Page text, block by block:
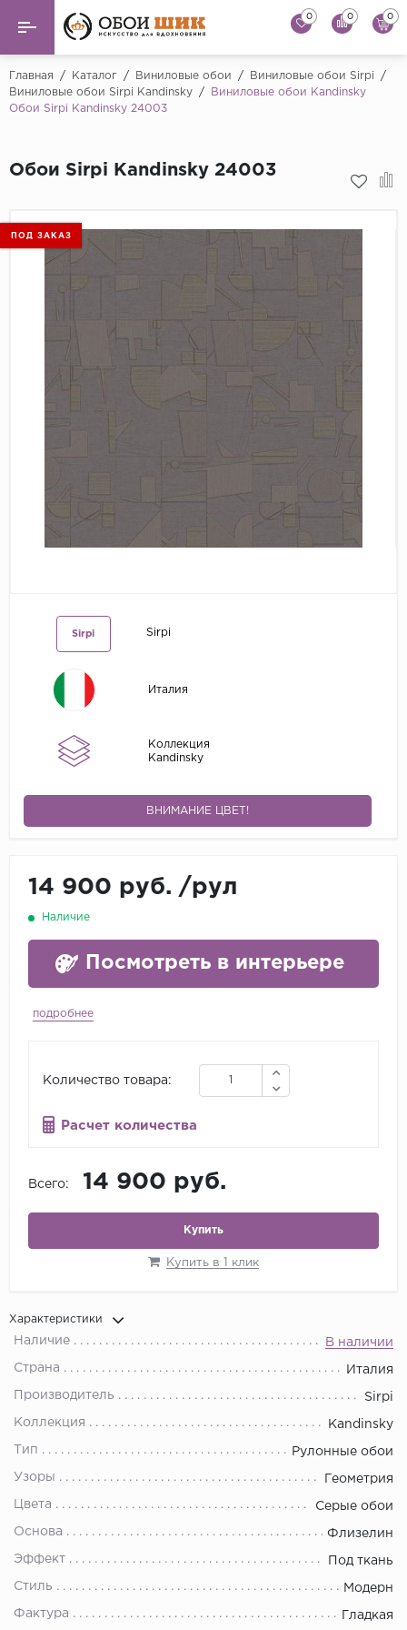
Назад
Виниловые обои
Назад
Bernardo
Cristiana Masi
Grandeco
Kerama Marazzi
Фрески
Обои под покраску
0 0 0
Главная / Каталог / Виниловые обои / Виниловые обои Sirpi
/
Виниловые обои Sirpi Kandinsky
/
Виниловые обои Kandinsky
Обои Sirpi Kandinsky 24003
Обои Sirpi Kandinsky 24003
ПОД ЗАКАЗ
Sirpi Sirpi
Италия
Коллекция
Kandinsky
ВНИМАНИЕ ЦВЕТ!
14 900 руб. /рул
Наличие
Посмотреть в интерьере
подробнее
Количество товара:
Расчет количества
Всего: 14 900 руб.
Купить
Купить в 1 клик
Характеристики
Наличие В наличии
Страна Италия
Производитель Sirpi
Коллекция Kandinsky
Тип Рулонные обои
Узоры Геометрия
Цвета Серые обои
Основа Флизелин
Эффект Под ткань
Стиль Модерн
Фактура Гладкая